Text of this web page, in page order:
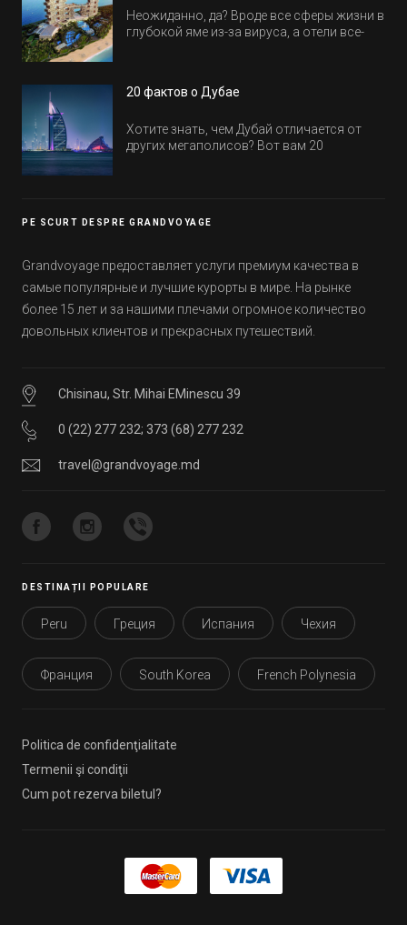
Неожиданно, да? Вроде все сферы жизни в
глубокой яме из-за вируса, а отели все-
обычно на первые заезды дают промо-
20 фактов о Дубае
Хотите знать, чем Дубай отличается от
других мегаполисов? Вот вам 20
PE SCURT DESPRE GRANDVOYAGE
Grandvoyage предоставляет услуги премиум качества в
самые популярные и лучшие курорты в мире. На рынке
более 15 лет и за нашими плечами огромное количество
довольных клиентов и прекрасных путешествий.
Chisinau, Str. Mihai EMinescu 39
0 (22) 277 232; 373 (68) 277 232
travel@grandvoyage.md
DESTINAȚII POPULARE
Peru Греция Испания Чехия
Франция South Korea French Polynesia
Politica de confidenţialitate
Termenii şi condiţii
Cum pot rezerva biletul?